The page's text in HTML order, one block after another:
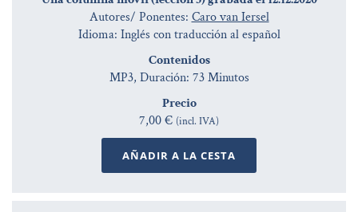
Autores/ Ponentes: Caro van Iersel
Idioma: Inglés con traducción al español
Contenidos
MP3, Duración: 73 Minutos
Precio
7,00 € (incl. IVA)
AÑADIR A LA CESTA